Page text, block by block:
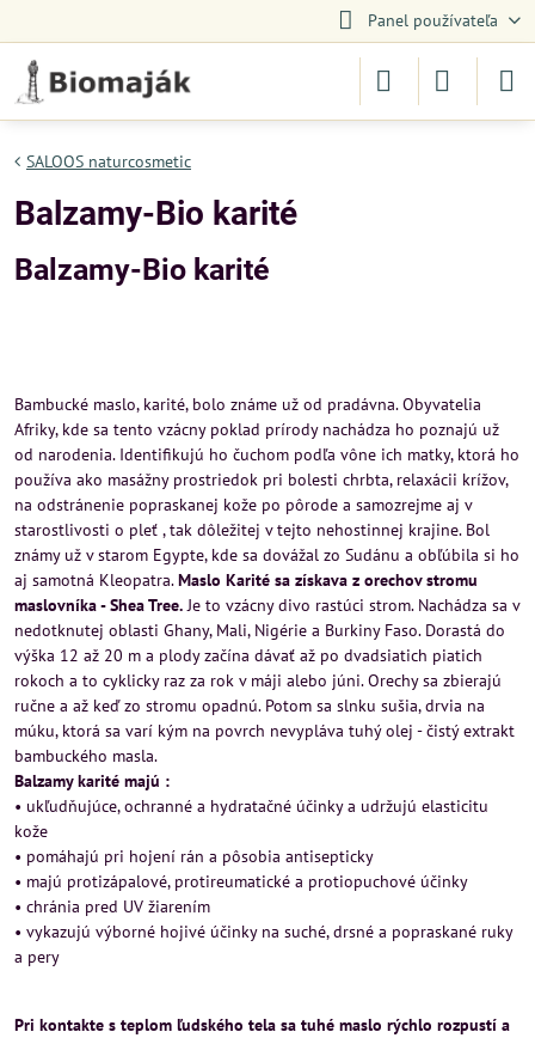
Panel používateľa
SALOOS naturcosmetic
Balzamy-Bio karité
Balzamy-Bio karité
Bambucké maslo, karité, bolo známe už od pradávna. Obyvatelia
Afriky, kde sa tento vzácny poklad prírody nachádza ho poznajú už
od narodenia. Identifikujú ho čuchom podľa vône ich matky, ktorá ho
používa ako masážny prostriedok pri bolesti chrbta, relaxácii krížov,
na odstránenie popraskanej kože po pôrode a samozrejme aj v
starostlivosti o pleť , tak dôležitej v tejto nehostinnej krajine. Bol
známy už v starom Egypte, kde sa dovážal zo Sudánu a obľúbila si ho
aj samotná Kleopatra.Maslo Karité sa získava z orechov stromu
maslovníka - Shea Tree.Je to vzácny divo rastúci strom. Nachádza sa v
nedotknutej oblasti Ghany, Mali, Nigérie a Burkiny Faso. Dorastá do
výška 12 až 20 m a plody začína dávať až po dvadsiatich piatich
rokoch a to cyklicky raz za rok v máji alebo júni. Orechy sa zbierajú
ručne a až keď zo stromu opadnú. Potom sa slnku sušia, drvia na
múku, ktorá sa varí kým na povrch nevypláva tuhý olej - čistý extrakt
bambuckého masla.
Balzamy karité majú :
• ukľudňujúce, ochranné a hydratačné účinky a udržujú elasticitu
kože
• pomáhajú pri hojení rán a pôsobia antisepticky
• majú protizápalové, protireumatické a protiopuchové účinky
• chránia pred UV žiarením
• vykazujú výborné hojivé účinky na suché, drsné a popraskané ruky
a pery
Pri kontakte s teplom ľudského tela sa tuhé maslo rýchlo rozpustí a